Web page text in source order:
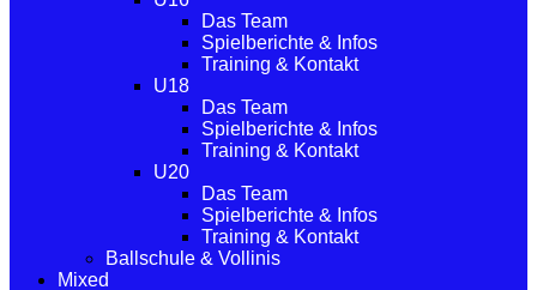
Das Team
Spielberichte & Infos
Training & Kontakt
U18
Das Team
Spielberichte & Infos
Training & Kontakt
U20
Das Team
Spielberichte & Infos
Training & Kontakt
Ballschule & Vollinis
Mixed